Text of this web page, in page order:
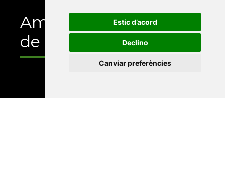
Estic d’acord
Declino
Canviar preferències
Amb el suport
de